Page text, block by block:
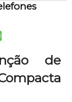
de